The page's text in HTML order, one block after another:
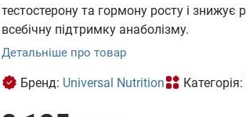
тестостерону та гормону росту і знижує
всебічну підтримку анаболізму.
Детальніше про товар
Бренд: Universal Nutrition Категорія: